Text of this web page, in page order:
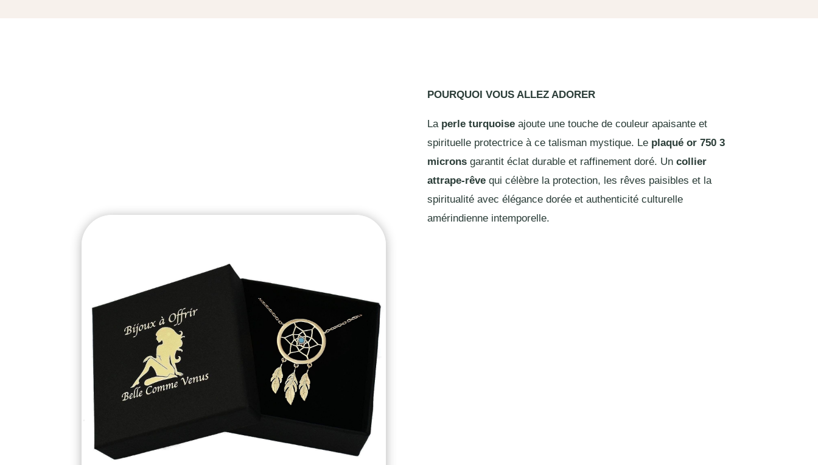
POURQUOI VOUS ALLEZ ADORER
La perle turquoiseajoute une touche de couleur apaisante et
spirituelle protectrice à ce talisman mystique. Le plaqué or 750 3
micronsgarantit éclat durable et raffinement doré. Un collier
attrape-rêvequi célèbre la protection, les rêves paisibles et la
spiritualité avec élégance dorée et authenticité culturelle
amérindienne intemporelle.